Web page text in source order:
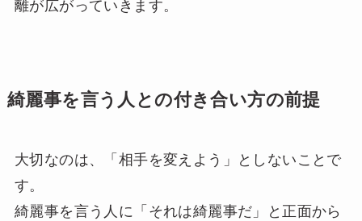
離が広がっていきます。
綺麗事を言う人との付き合い方の前提
大切なのは、「相手を変えよう」としないことで
す。
綺麗事を言う人に「それは綺麗事だ」と正面から